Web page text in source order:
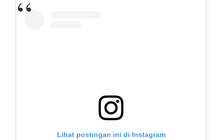
Lihat postingan ini di Instagram